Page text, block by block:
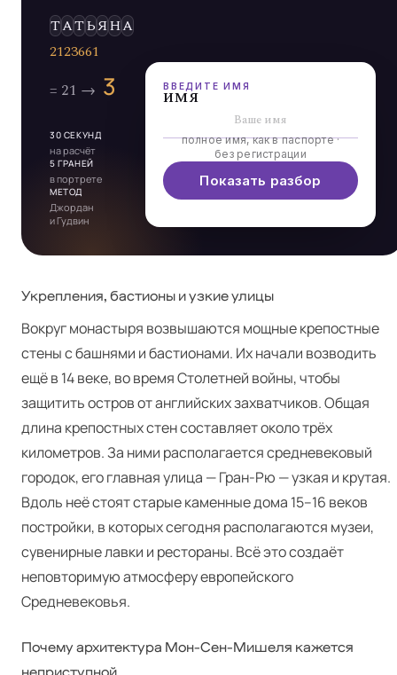
Э
30 СЕКУНД
на расчёт
5 ГРАНЕЙ
в портрете
МЕТОД
Джордан
и Гудвин
ВВЕДИТЕ ИМЯ
имя
полное имя, как в паспорте ·
без регистрации
Показать разбор
Укрепления, бастионы и узкие улицы
Вокруг монастыря возвышаются мощные крепостные
стены с башнями и бастионами. Их начали возводить
ещё в 14 веке, во время Столетней войны, чтобы
защитить остров от английских захватчиков. Общая
длина крепостных стен составляет около трёх
километров. За ними располагается средневековый
городок, его главная улица — Гран-Рю — узкая и крутая.
Вдоль неё стоят старые каменные дома 15–16 веков
постройки, в которых сегодня располагаются музеи,
сувенирные лавки и рестораны. Всё это создаёт
неповторимую атмосферу европейского
Средневековья.
Почему архитектура Мон-Сен-Мишеля кажется